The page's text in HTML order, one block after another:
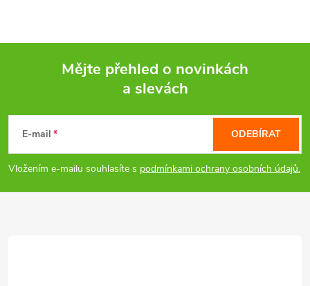
v
i
s
u
p
a
Mějte přehled o novinkách
a slevách
E-mail
Vložením e-mailu souhlasíte s podmínkami ochrany osobních údajů.
ODEBÍRAT